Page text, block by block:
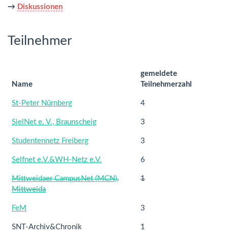
→ Diskussionen
Teilnehmer
Name
gemeldete
Teilnehmerzahl
St-Peter Nürnberg 4
SielNet e. V., Braunscheig 3
Studentennetz Freiberg 3
Selfnet e.V.&WH-Netz e.V. 6
Mittweidaer CampusNet (MCN),
Mittweida
1
FeM 3
SNT-Archiv&Chronik 1